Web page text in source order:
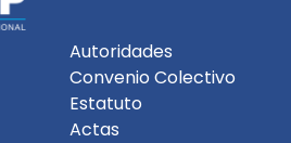
Autoridades
Convenio Colectivo
Estatuto
Actas